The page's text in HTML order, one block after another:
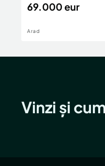
69.000 eur
Arad
Vinzi și